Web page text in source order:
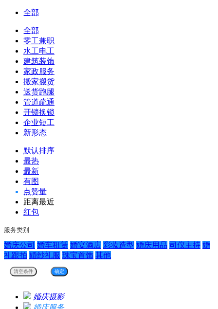
全部
全部
零工兼职
水工电工
建筑装饰
家政服务
搬家搬货
送货跑腿
管道疏通
开锁换锁
企业短工
新形态
默认排序
最热
最新
有图
点赞量
距离最近
红包
服务类别
婚庆公司 婚车租赁 婚宴酒店 彩妆造型 婚庆用品 司仪主持 婚
礼跟拍 婚纱礼服 珠宝首饰 其他
婚庆摄影
婚庆服务